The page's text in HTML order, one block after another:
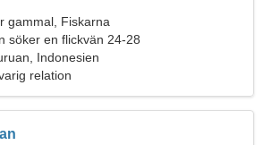
gammal, Fiskarna
söker en flickvän 24-28
Indonesien
relation